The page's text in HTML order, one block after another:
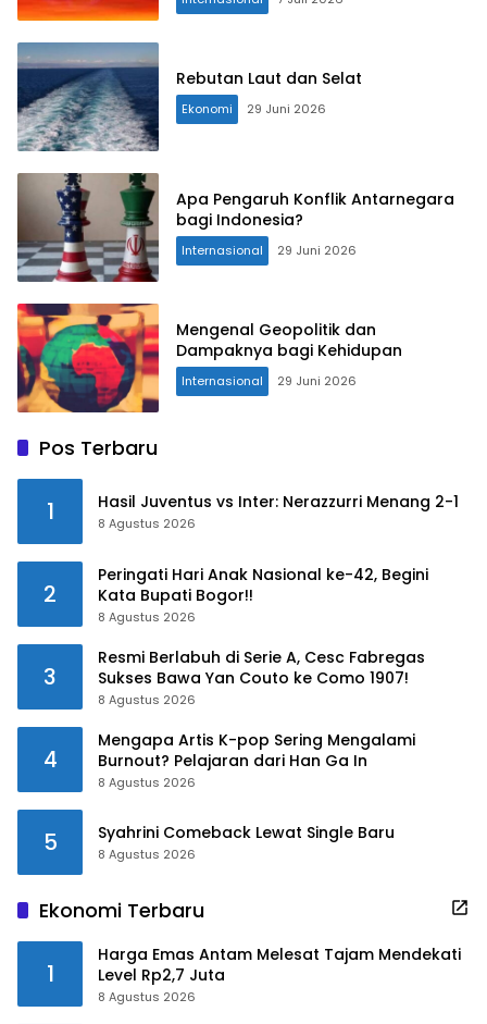
Rebutan Laut dan Selat
Ekonomi 29 Juni 2026
Apa Pengaruh Konflik Antarnegara
bagi Indonesia?
Internasional 29 Juni 2026
Mengenal Geopolitik dan
Dampaknya bagi Kehidupan
Internasional 29 Juni 2026
Pos Terbaru
1 Hasil Juventus vs Inter: Nerazzurri Menang 2-1
8 Agustus 2026
2
Peringati Hari Anak Nasional ke-42, Begini
Kata Bupati Bogor!!
8 Agustus 2026
3
Resmi Berlabuh di Serie A, Cesc Fabregas
Sukses Bawa Yan Couto ke Como 1907!
8 Agustus 2026
4
Mengapa Artis K-pop Sering Mengalami
Burnout? Pelajaran dari Han Ga In
8 Agustus 2026
5 Syahrini Comeback Lewat Single Baru
8 Agustus 2026
Ekonomi Terbaru
1
Harga Emas Antam Melesat Tajam Mendekati
Level Rp2,7 Juta
8 Agustus 2026